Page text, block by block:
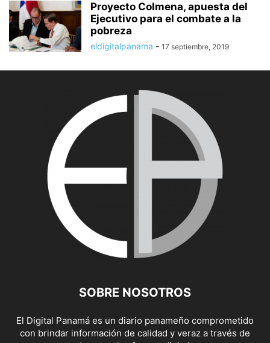
Proyecto Colmena, apuesta del
Ejecutivo para el combate a la
pobreza
eldigitalpanama - 17 septiembre, 2019
SOBRE NOSOTROS
El Digital Panamá es un diario panameño comprometido
con brindar información de calidad y veraz a través de